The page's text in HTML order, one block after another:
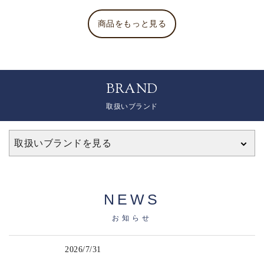
商品をもっと見る
BRAND
取扱いブランド
取扱いブランドを見る
NEWS
お知らせ
2026/7/31